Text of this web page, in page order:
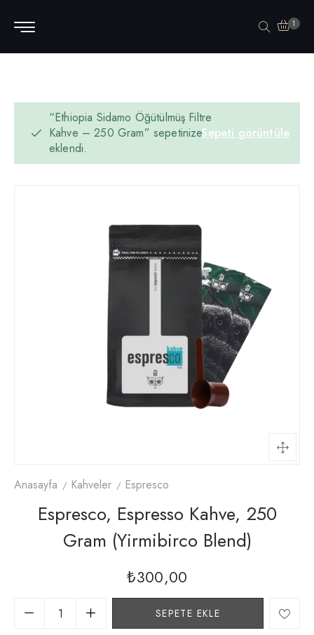
1
Sepeti görüntüle
“Ethiopia Sidamo Öğütülmüş Filtre
Kahve – 250 Gram” sepetinize
eklendi.
Anasayfa Kahveler Espresco
Espresco, Espresso Kahve, 250
Gram (yirmibirco Blend)
₺300,00
SEPETE EKLE